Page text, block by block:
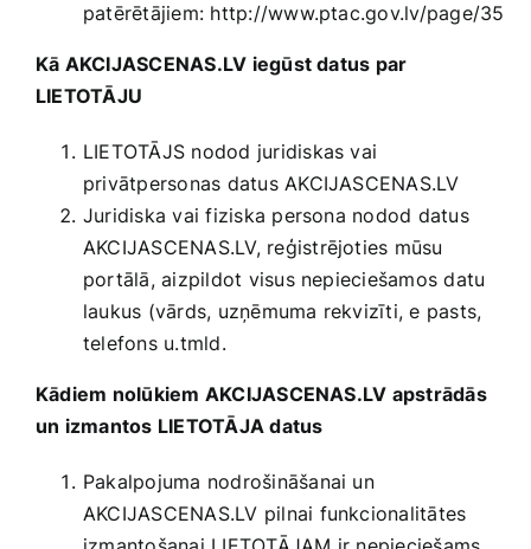
patērētājiem: http://www.ptac.gov.lv/page/35
Kā AKCIJASCENAS.LV iegūst datus par
LIETOTĀJU
LIETOTĀJS nodod juridiskas vai
privātpersonas datus AKCIJASCENAS.LV
Juridiska vai fiziska persona nodod datus
AKCIJASCENAS.LV, reģistrējoties mūsu
portālā, aizpildot visus nepieciešamos datu
laukus (vārds, uzņēmuma rekvizīti, e pasts,
telefons u.tmld.
Kādiem nolūkiem AKCIJASCENAS.LV apstrādās
un izmantos LIETOTĀJA datus
Pakalpojuma nodrošināšanai un
AKCIJASCENAS.LV pilnai funkcionalitātes